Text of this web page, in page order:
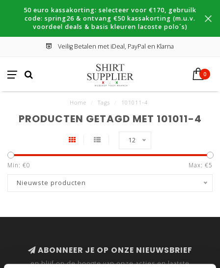
50 euro kassakorting: selecteer voor €170, gebruilk
code: spring26 & ontvang €50 kassakorting (m.u.v.
voordeel deals & basis kleuren lacoste polo´s)
Veilig Betalen met iDeal, PayPal en Klarna
0
Home Tags 101011-4
PRODUCTEN GETAGD MET 101011-4
12
Min: €0 Max: €5
Nieuwste producten
ABONNEER JE OP ONZE NIEUWSBRIEF
en blijf op de hoogte van onze acties en laatste